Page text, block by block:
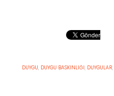
DUYGU, DUYGU BASKINLIĞI, DUYGULAR,